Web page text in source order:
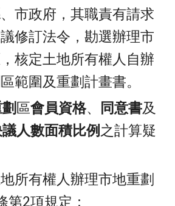
市政府，其職責有請求
修訂法令，勘選辦理市
核定土地所有權人自辦
範圍及重劃計畫書。
區會員資格、 同意書及
人數面積比例 之計算疑
所有權人辦理市地重劃
第2項規定：